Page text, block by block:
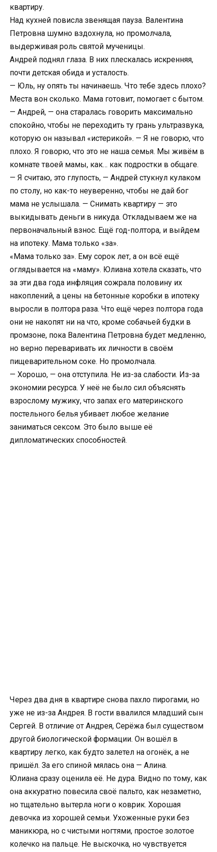
квартиру.
Над кухней повисла звенящая пауза. Валентина
Петровна шумно вздохнула, но промолчала,
выдерживая роль святой мученицы.
Андрей поднял глаза. В них плескалась искренняя,
почти детская обида и усталость.
— Юль, ну опять ты начинаешь. Что тебе здесь плохо?
Места вон сколько. Мама готовит, помогает с бытом.
— Андрей, — она старалась говорить максимально
спокойно, чтобы не переходить ту грань ультразвука,
которую он называл «истерикой». — Я не говорю, что
плохо. Я говорю, что это не наша семья. Мы живём в
комнате твоей мамы, как… как подростки в общаге.
— Я считаю, это глупость, — Андрей стукнул кулаком
по столу, но как-то неуверенно, чтобы не дай бог
мама не услышала. — Снимать квартиру — это
выкидывать деньги в никуда. Откладываем же на
первоначальный взнос. Ещё год-полтора, и выйдем
на ипотеку. Мама только «за».
«Мама только за». Ему сорок лет, а он всё ещё
оглядывается на «маму». Юлиана хотела сказать, что
за эти два года инфляция сожрала половину их
накоплений, а цены на бетонные коробки в ипотеку
выросли в полтора раза. Что ещё через полтора года
они не накопят ни на что, кроме собачьей будки в
промзоне, пока Валентина Петровна будет медленно,
но верно переваривать их личности в своём
пищеварительном соке. Но промолчала.
— Хорошо, — она отступила. Не из-за слабости. Из-за
экономии ресурса. У неё не было сил объяснять
взрослому мужику, что запах его материнского
постельного белья убивает любое желание
заниматься сексом. Это было выше её
дипломатических способностей.
Через два дня в квартире снова пахло пирогами, но
уже не из-за Андрея. В гости ввалился младший сын
Сергей. В отличие от Андрея, Серёжа был существом
другой биологической формации. Он вошёл в
квартиру легко, как будто залетел на огонёк, а не
пришёл. За его спиной мялась она — Алина.
Юлиана сразу оценила её. Не дура. Видно по тому, как
она аккуратно повесила своё пальто, как незаметно,
но тщательно вытерла ноги о коврик. Хорошая
девочка из хорошей семьи. Ухоженные руки без
маникюра, но с чистыми ногтями, простое золотое
колечко на пальце. Не выскочка, но чувствуется